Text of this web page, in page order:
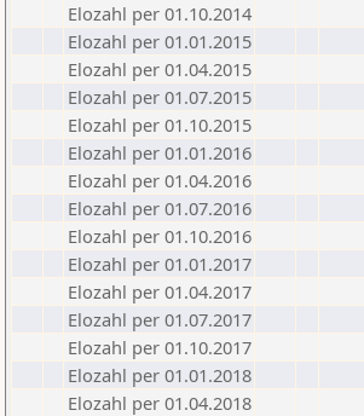
Elozahl per 01.10.2014
Elozahl per 01.01.2015
Elozahl per 01.04.2015
Elozahl per 01.07.2015
Elozahl per 01.10.2015
Elozahl per 01.01.2016
Elozahl per 01.04.2016
Elozahl per 01.07.2016
Elozahl per 01.10.2016
Elozahl per 01.01.2017
Elozahl per 01.04.2017
Elozahl per 01.07.2017
Elozahl per 01.10.2017
Elozahl per 01.01.2018
Elozahl per 01.04.2018